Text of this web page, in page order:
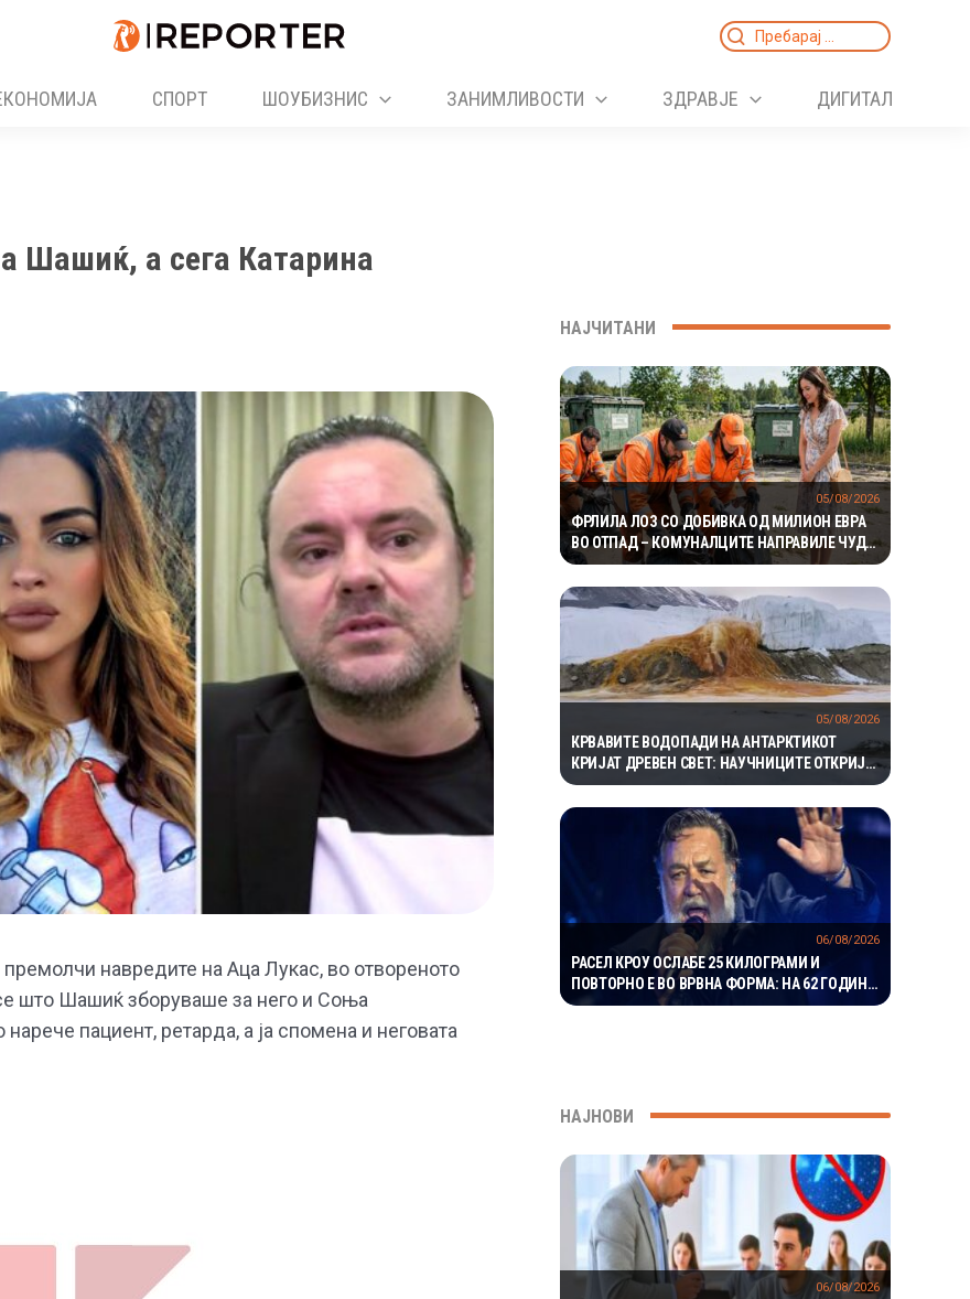
Search
СПОРТ ШОУБИЗНИС ЗАНИМЛИВОСТИ ЗДРАВЈЕ ДИГИТАЛ
Шашиќ, а сега Катарина
навредите на Аца Лукас, во отвореното
што Шашиќ зборуваше за него и Соња
пациент, ретарда, а ја спомена и неговата
НАЈЧИТАНИ
ФРЛИЛА ЛОЗ СО ДОБИВКА ОД МИЛИОН ЕВРА
ВО ОТПАД – КОМУНАЛЦИТЕ НАПРАВИЛЕ ЧУДО
ЗА ДА ГО ПРОНАЈДАТ
05/08/2026
КРВАВИТЕ ВОДОПАДИ НА АНТАРКТИКОТ
КРИЈАТ ДРЕВЕН СВЕТ: НАУЧНИЦИТЕ ОТКРИЈА
ЕКОСИСТЕМ ИЗОЛИРАН ПОВЕЌЕ ОД 1,5
МИЛИОНИ ГОДИНИ
05/08/2026
РАСЕЛ КРОУ ОСЛАБЕ 25 КИЛОГРАМИ И
ПОВТОРНО Е ВО ВРВНА ФОРМА: НА 62 ГОДИНИ
ГО ВООДУШЕВИ ИЗГЛЕДОТ
06/08/2026
НАЈНОВИ
06/08/2026